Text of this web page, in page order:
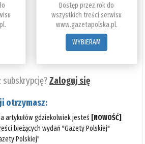
Dostęp przez rok do
wszystkich treści serwisu
www.gazetapolska.pl.
WYBIERAM
subskrypcję?Zaloguj się
otrzymasz:
artykułów gdziekolwiek jesteś [NOWOŚĆ]
bieżących wydań "Gazety Polskiej"
Polskiej"